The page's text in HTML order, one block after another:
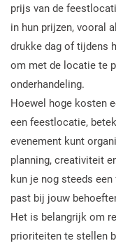
prijs van de
in hun prijzen, vooral
drukke dag of tijdens
om met de locatie te
onderhandeling.
Hoewel hoge kosten
een feestlocatie,
evenement kunt
planning, creativiteit
kun je nog steeds
past bij jouw
Het is belangrijk om
prioriteiten te stellen